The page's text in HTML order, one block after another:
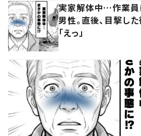
実家解体中…作業員
男性。直後、目撃し
「えっ」